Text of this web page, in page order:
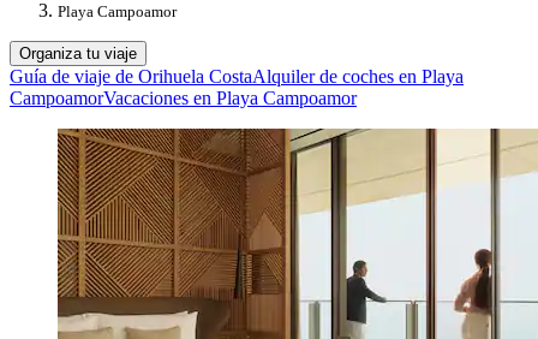
Playa Campoamor
Organiza tu viaje
Guía de viaje de Orihuela CostaAlquiler de coches en Playa
CampoamorVacaciones en Playa Campoamor